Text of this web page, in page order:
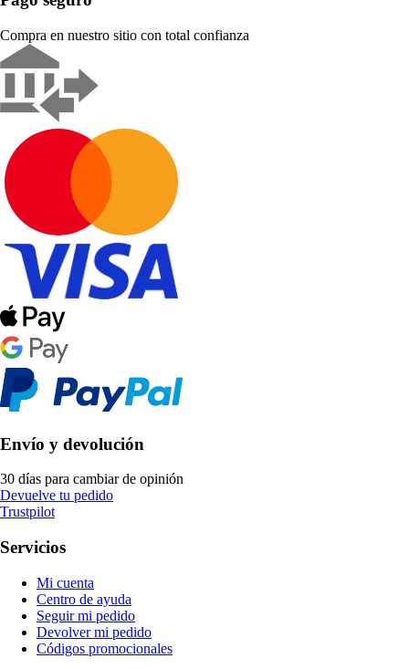
Compra en nuestro sitio con total confianza
Envío y devolución
30 días para cambiar de opinión
Devuelve tu pedido
Trustpilot
Servicios
Mi cuenta
Centro de ayuda
Seguir mi pedido
Devolver mi pedido
Códigos promocionales